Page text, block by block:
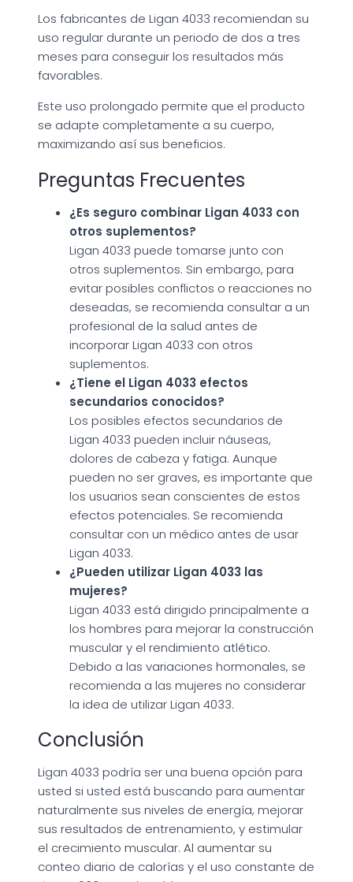
Los fabricantes de Ligan 4033 recomiendan su
uso regular durante un periodo de dos a tres
meses para conseguir los resultados más
favorables.
Este uso prolongado permite que el producto
se adapte completamente a su cuerpo,
maximizando así sus beneficios.
Preguntas Frecuentes
¿Es seguro combinar Ligan 4033 con
otros suplementos?
Ligan 4033 puede tomarse junto con
otros suplementos. Sin embargo, para
evitar posibles conflictos o reacciones no
deseadas, se recomienda consultar a un
profesional de la salud antes de
incorporar Ligan 4033 con otros
suplementos.
¿Tiene el Ligan 4033 efectos
secundarios conocidos?
Los posibles efectos secundarios de
Ligan 4033 pueden incluir náuseas,
dolores de cabeza y fatiga. Aunque
pueden no ser graves, es importante que
los usuarios sean conscientes de estos
efectos potenciales. Se recomienda
consultar con un médico antes de usar
Ligan 4033.
¿Pueden utilizar Ligan 4033 las
mujeres?
Ligan 4033 está dirigido principalmente a
los hombres para mejorar la construcción
muscular y el rendimiento atlético.
Debido a las variaciones hormonales, se
recomienda a las mujeres no considerar
la idea de utilizar Ligan 4033.
Conclusión
Ligan 4033 podría ser una buena opción para
usted si usted está buscando para aumentar
naturalmente sus niveles de energía, mejorar
sus resultados de entrenamiento, y estimular
el crecimiento muscular. Al aumentar su
conteo diario de calorías y el uso constante de